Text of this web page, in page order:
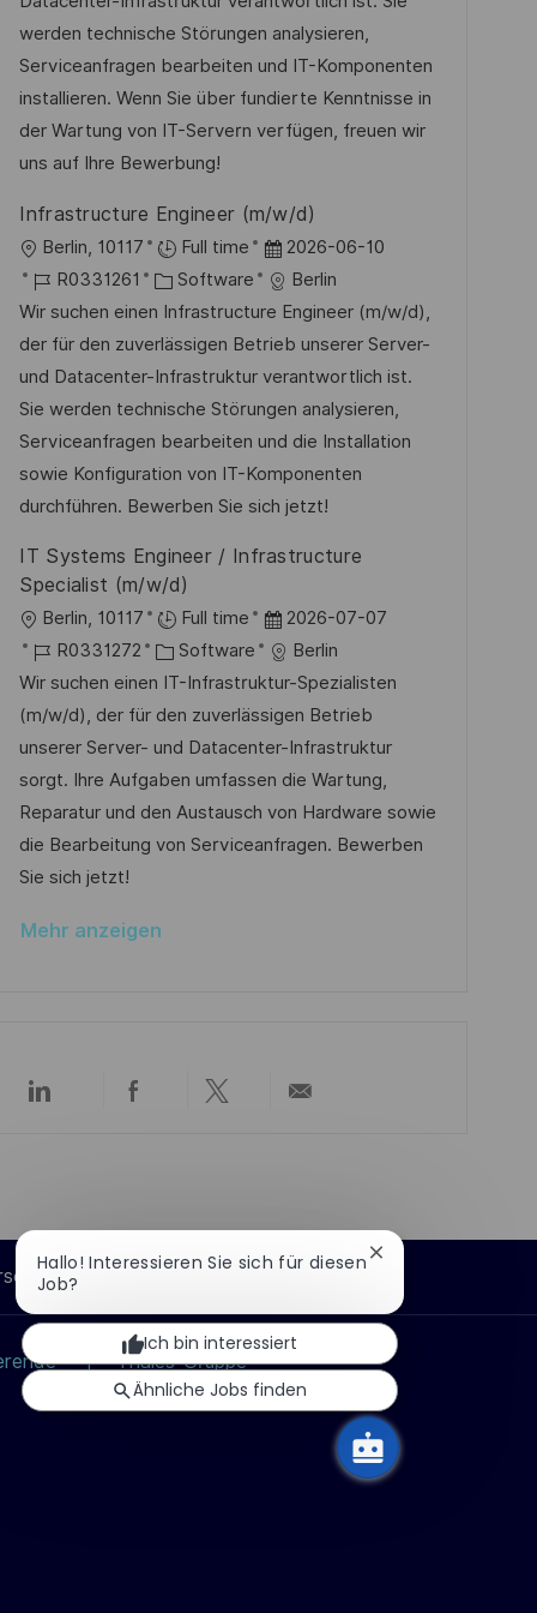
h
u
n
g
d
e
r
V
ö
f
e
n
t
l
i
c
h
u
g
I
D
g
o
r
e
werden technische Störungen analysieren,
Serviceanfragen bearbeiten und IT-Komponenten
installieren. Wenn Sie über fundierte Kenntnisse in
der Wartung von IT-Servern verfügen, freuen wir
uns auf Ihre Bewerbung!
Infrastructure Engineer (m/w/d)
O
r
t
Berlin, 10117 Full time
D
a
t
u
m
d
e
r
V
r
f
2026-06-10
J
o
b
-
I
D
R0331261
K
a
t
e
g
o
r
i
Software
Berlin
Wir suchen einen Infrastructure Engineer (m/w/d),
der für den zuverlässigen Betrieb unserer Server-
und Datacenter-Infrastruktur verantwortlich ist.
Sie werden technische Störungen analysieren,
Serviceanfragen bearbeiten und die Installation
sowie Konfiguration von IT-Komponenten
durchführen. Bewerben Sie sich jetzt!
IT Systems Engineer / Infrastructure
Specialist (m/w/d)
O
r
t
Berlin, 10117 Full time
D
a
t
u
m
d
e
r
c
h
n
g
2026-07-07
J
o
b
-
I
D
R0331272
K
a
t
e
g
o
r
Software
Berlin
Wir suchen einen IT-Infrastruktur-Spezialisten
(m/w/d), der für den zuverlässigen Betrieb
unserer Server- und Datacenter-Infrastruktur
sorgt. Ihre Aufgaben umfassen die Wartung,
Reparatur und den Austausch von Hardware sowie
die Bearbeitung von Serviceanfragen. Bewerben
Sie sich jetzt!
Mehr anzeigen
Über
Über
Über
Per
Informationen
Thales-Gruppe
Hallo! Interessieren Sie sich für diesen
Job?
Chatbot-
schließen
Ich bin interessiert
Ähnliche Jobs finden